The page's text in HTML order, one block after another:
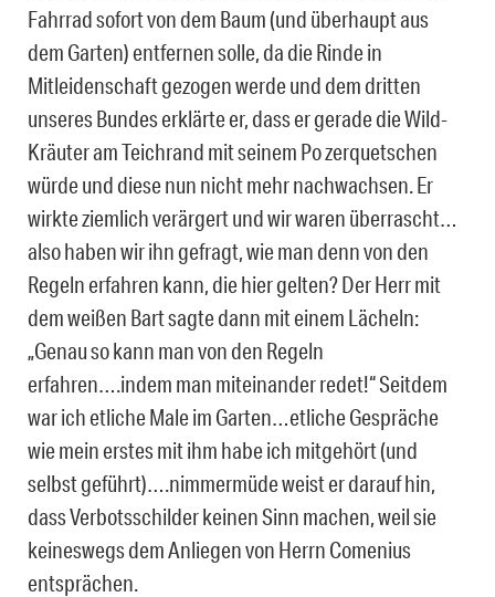
Fahrrad sofort von dem Baum (und überhaupt aus
dem Garten) entfernen solle, da die Rinde in
Mitleidenschaft gezogen werde und dem dritten
unseres Bundes erklärte er, dass er gerade die Wild-
Kräuter am Teichrand mit seinem Po zerquetschen
würde und diese nun nicht mehr nachwachsen. Er
wirkte ziemlich verärgert und wir waren überrascht…
also haben wir ihn gefragt, wie man denn von den
Regeln erfahren kann, die hier gelten? Der Herr mit
dem weißen Bart sagte dann mit einem Lächeln:
„Genau so kann man von den Regeln
erfahren….indem man miteinander redet!“ Seitdem
war ich etliche Male im Garten…etliche Gespräche
wie mein erstes mit ihm habe ich mitgehört (und
selbst geführt)….nimmermüde weist er darauf hin,
dass Verbotsschilder keinen Sinn machen, weil sie
keineswegs dem Anliegen von Herrn Comenius
entsprächen.